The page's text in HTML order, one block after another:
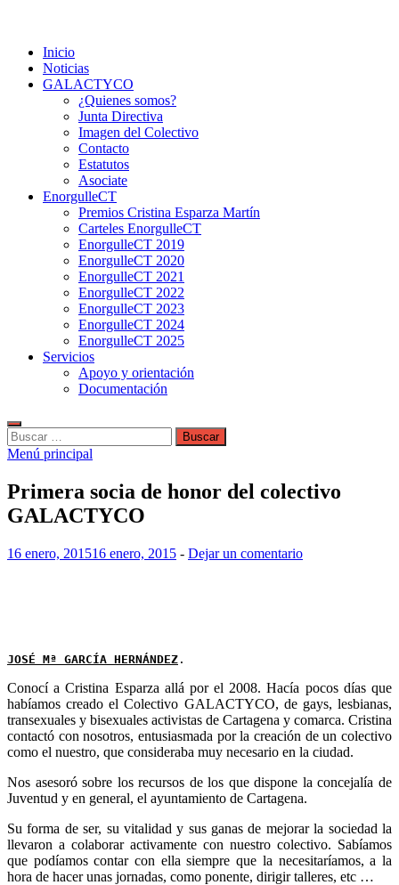
contenido
Cartagena Y COmarca "Colectivo GALACTYCO"
Inicio
Noticias
GALACTYCO
¿Quienes somos?
Junta Directiva
Imagen del Colectivo
Contacto
Estatutos
Asociate
EnorgulleCT
Premios Cristina Esparza Martín
Carteles EnorgulleCT
EnorgulleCT 2019
EnorgulleCT 2020
EnorgulleCT 2021
EnorgulleCT 2022
EnorgulleCT 2023
EnorgulleCT 2024
EnorgulleCT 2025
Servicios
Apoyo y orientación
Documentación
Buscar:
Menú principal
Primera socia de honor del colectivo
GALACTYCO
16 enero, 201516 enero, 2015 - Dejar un comentario
JOSÉ Mª GARCÍA HERNÁNDEZ .
Conocí a Cristina Esparza allá por el 2008. Hacía pocos días que
habíamos creado el Colectivo GALACTYCO, de gays, lesbianas,
transexuales y bisexuales activistas de Cartagena y comarca. Cristina
contactó con nosotros, entusiasmada por la creación de un colectivo
como el nuestro, que consideraba muy necesario en la ciudad.
Nos asesoró sobre los recursos de los que dispone la concejalía de
Juventud y en general, el ayuntamiento de Cartagena.
Su forma de ser, su vitalidad y sus ganas de mejorar la sociedad la
llevaron a colaborar activamente con nuestro colectivo. Sabíamos
que podíamos contar con ella siempre que la necesitaríamos, a la
hora de hacer unas jornadas, como ponente, dirigir talleres, etc …